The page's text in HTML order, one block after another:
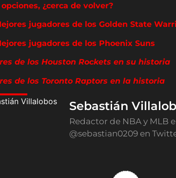
¿cerca de volver?
jugadores de los Golden State
jugadores de los Phoenix Suns
de los Houston Rockets en su historia
de los Toronto Raptors en la historia
Sebastián
Redactor de NBA y MLB
@sebastian0209 en